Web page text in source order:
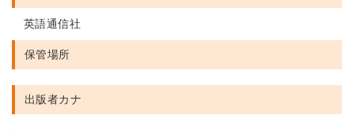
英語通信社
保管場所
出版者カナ